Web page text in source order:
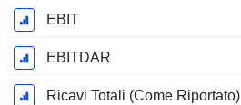
EBIT
EBITDAR
Ricavi Totali (Come Riportato)